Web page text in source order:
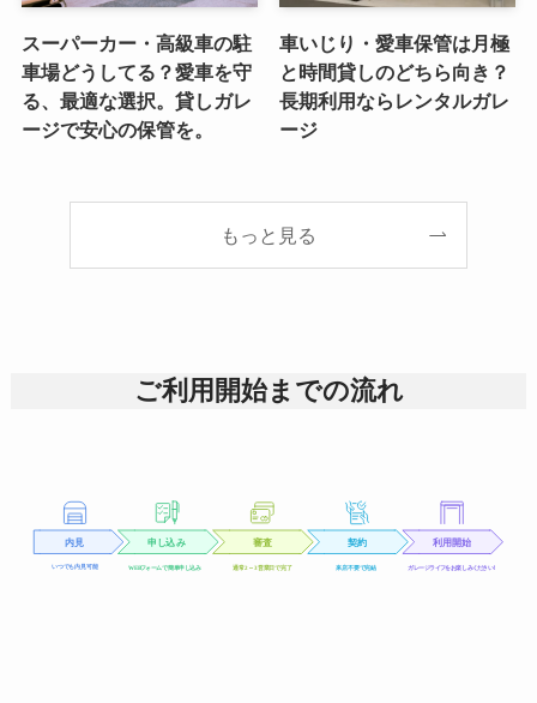
スーパーカー・高級車の駐
車場どうしてる？愛車を守
る、最適な選択。貸しガレ
ージで安心の保管を。
車いじり・愛車保管は月極
と時間貸しのどちら向き？
長期利用ならレンタルガレ
ージ
もっと見る
ご利用開始までの流れ